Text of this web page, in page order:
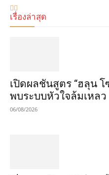
เรื่องล่าสุด
เปิดผลชันสูตร “ฮลุน โ
พบระบบหัวใจล้มเหลว
06/08/2026